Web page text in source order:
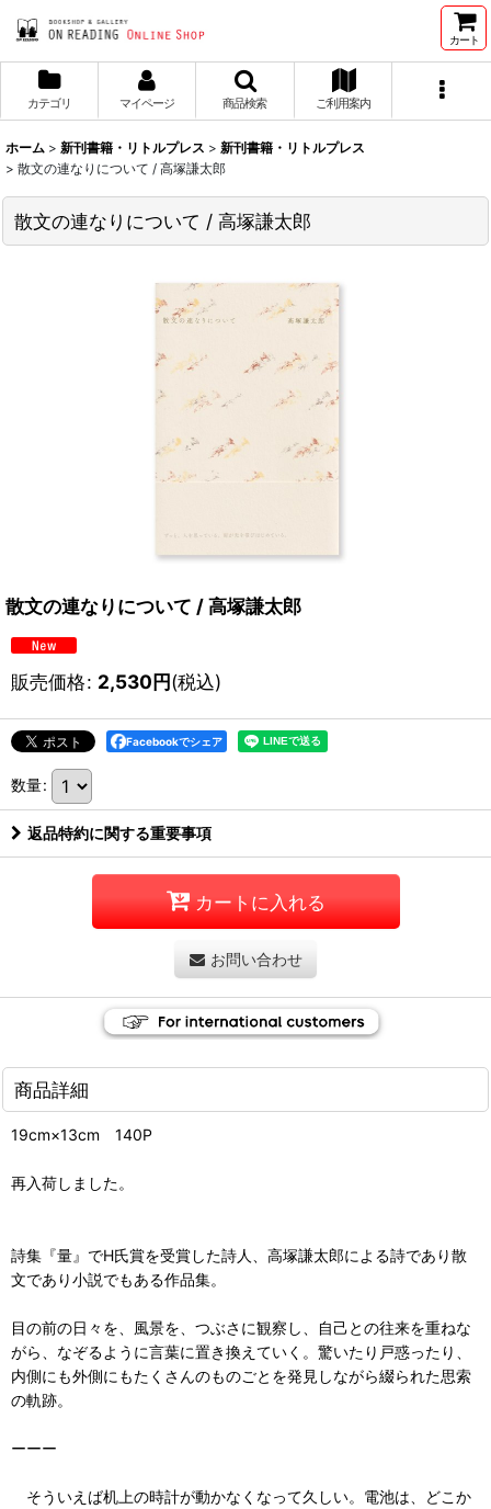
カート
カテゴリ マイページ 商品検索 ご利用案内
ホーム > 新刊書籍・リトルプレス > 新刊書籍・リトルプレス
> 散文の連なりについて / 高塚謙太郎
散文の連なりについて / 高塚謙太郎
散文の連なりについて / 高塚謙太郎
販売価格: 2,530円(税込)
Facebookでシェア
数量:
返品特約に関する重要事項
カートに入れる
お問い合わせ
商品詳細
19cm×13cm 140P
再入荷しました。
詩集『量』でH氏賞を受賞した詩人、高塚謙太郎による詩であり散
文であり小説でもある作品集。
目の前の日々を、風景を、つぶさに観察し、自己との往来を重ねな
がら、なぞるように言葉に置き換えていく。驚いたり戸惑ったり、
内側にも外側にもたくさんのものごとを発見しながら綴られた思索
の軌跡。
ーーー
そういえば机上の時計が動かなくなって久しい。電池は、どこか